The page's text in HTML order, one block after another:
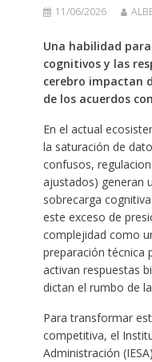
11/06/2026
Una habilidad
cognitivos y las
cerebro impactan
de los acuerdos
En el actual
la saturación de
confusos,
ajustados) generan
sobrecarga
este exceso de
complejidad como
preparación técnica
activan respuestas
dictan el rumbo de
Para transformar
competitiva, el
Administración